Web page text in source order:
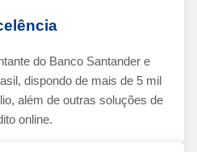
do Banco Santander e
dispondo de mais de 5 mil
além de outras soluções de
online.